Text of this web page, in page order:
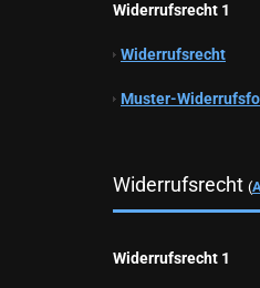
Widerrufsrecht 1
Widerrufsrecht
Muster-
Widerrufsrecht (
Widerrufsrecht 1